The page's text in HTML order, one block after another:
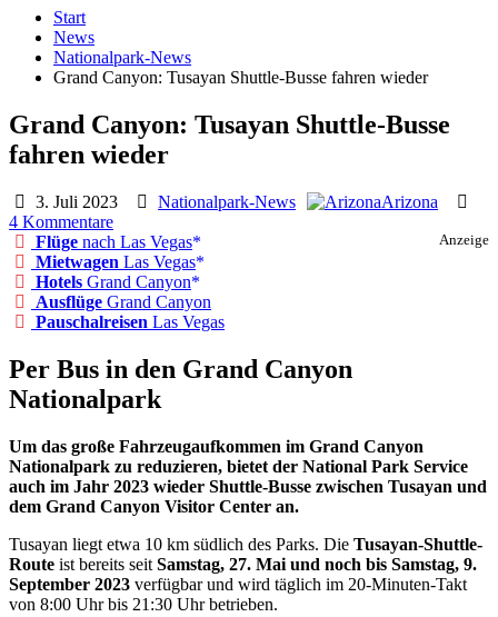
Start
News
Nationalpark-News
Grand Canyon: Tusayan Shuttle-Busse fahren wieder
Grand Canyon: Tusayan Shuttle-Busse
fahren wieder
3. Juli 2023 Nationalpark-News
Arizona
4 Kommentare
Anzeige
Flüge nach Las Vegas
Mietwagen Las Vegas
Hotels Grand Canyon
Ausflüge Grand Canyon
Pauschalreisen Las Vegas
Per Bus in den Grand Canyon
Nationalpark
Um das große Fahrzeugaufkommen im Grand Canyon
Nationalpark zu reduzieren, bietet der National Park Service
auch im Jahr 2023 wieder Shuttle-Busse zwischen Tusayan und
dem Grand Canyon Visitor Center an.
Tusayan liegt etwa 10 km südlich des Parks. Die Tusayan-Shuttle-
Route ist bereits seit Samstag, 27. Mai und noch bis Samstag, 9.
September 2023 verfügbar und wird täglich im 20-Minuten-Takt
von 8:00 Uhr bis 21:30 Uhr betrieben.